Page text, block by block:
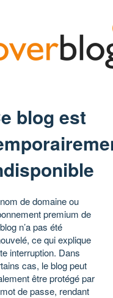
blog est
de domaine ou
premium de
n’a pas été
ce qui explique
interruption. Dans
cas, le blog peut
être protégé par
de passe, rendant